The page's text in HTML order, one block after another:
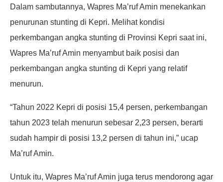
Dalam sambutannya, Wapres Ma’ruf Amin menekankan
penurunan stunting di Kepri. Melihat kondisi
perkembangan angka stunting di Provinsi Kepri saat ini,
Wapres Ma’ruf Amin menyambut baik posisi dan
perkembangan angka stunting di Kepri yang relatif
menurun.
“Tahun 2022 Kepri di posisi 15,4 persen, perkembangan
tahun 2023 telah menurun sebesar 2,23 persen, berarti
sudah hampir di posisi 13,2 persen di tahun ini,” ucap
Ma’ruf Amin.
Untuk itu, Wapres Ma’ruf Amin juga terus mendorong agar